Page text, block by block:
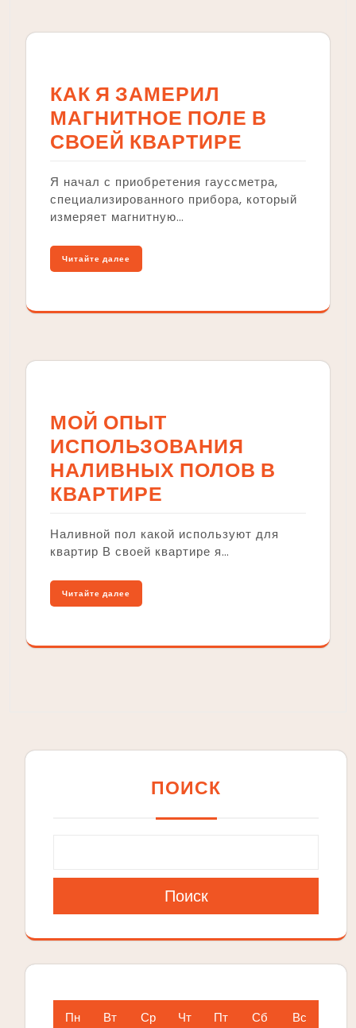
КАК Я ЗАМЕРИЛ
МАГНИТНОЕ ПОЛЕ В
СВОЕЙ КВАРТИРЕ
Я начал с приобретения гауссметра,
специализированного прибора, который
измеряет магнитную…
Читайте далее
МОЙ ОПЫТ
ИСПОЛЬЗОВАНИЯ
НАЛИВНЫХ ПОЛОВ В
КВАРТИРЕ
Наливной пол какой используют для
квартир В своей квартире я…
Читайте далее
ПОИСК
Поиск
Пн Вт Ср Чт Пт Сб Вс